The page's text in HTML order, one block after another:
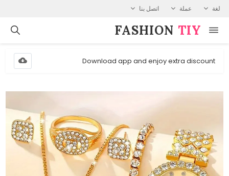
لغة عملة اتصل بنا
FASHION⁠ TIY
Download app and enjoy extra discount